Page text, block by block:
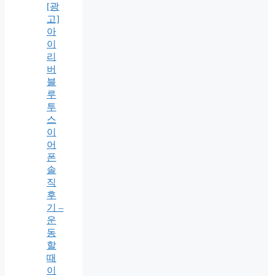
[광
고]
아
이
리
버
블
루
투
스
이
어
폰
솔
직
후
기 –
운
동
할
때
이